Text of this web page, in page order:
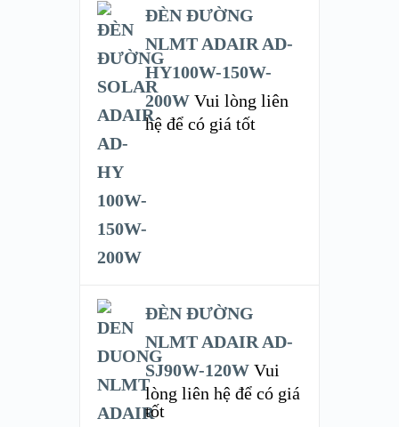
ĐÈN ĐƯỜNG
NLMT ADAIR AD-
HY100W-150W-
200W Vui lòng liên
hệ để có giá tốt
ĐÈN ĐƯỜNG
NLMT ADAIR AD-
SJ90W-120W Vui
lòng liên hệ để có giá
tốt